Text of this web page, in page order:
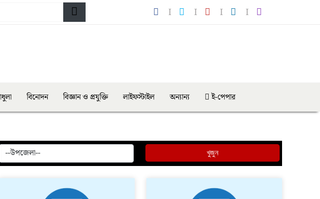
বিনোদন বিজ্ঞান ও প্রযুক্তি লাইফস্টাইল অন্যান্য ই-পেপার
খুজুন